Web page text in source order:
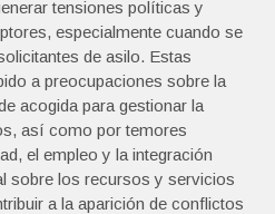
tensiones políticas y
especialmente cuando se
de asilo. Estas
a preocupaciones sobre la
acogida para gestionar la
así como por temores
el empleo y la integración
sobre los recursos y servicios
a la aparición de conflictos